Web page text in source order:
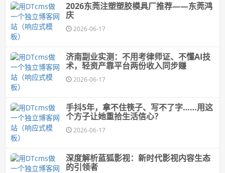
2026东莞注塑塑胶模具厂推荐——东莞鸿
庆
2026-06-17
济南副业实测：不用考律师证、不懂AI技
术，轻资产靠平台两份收入同步赚
2026-06-17
手抖5年，拿不住筷子、写不了字……用这
个方子让她重拾生活信心？
2026-06-17
深度解析蓝狐影视：新时代影视内容生态
的引领者